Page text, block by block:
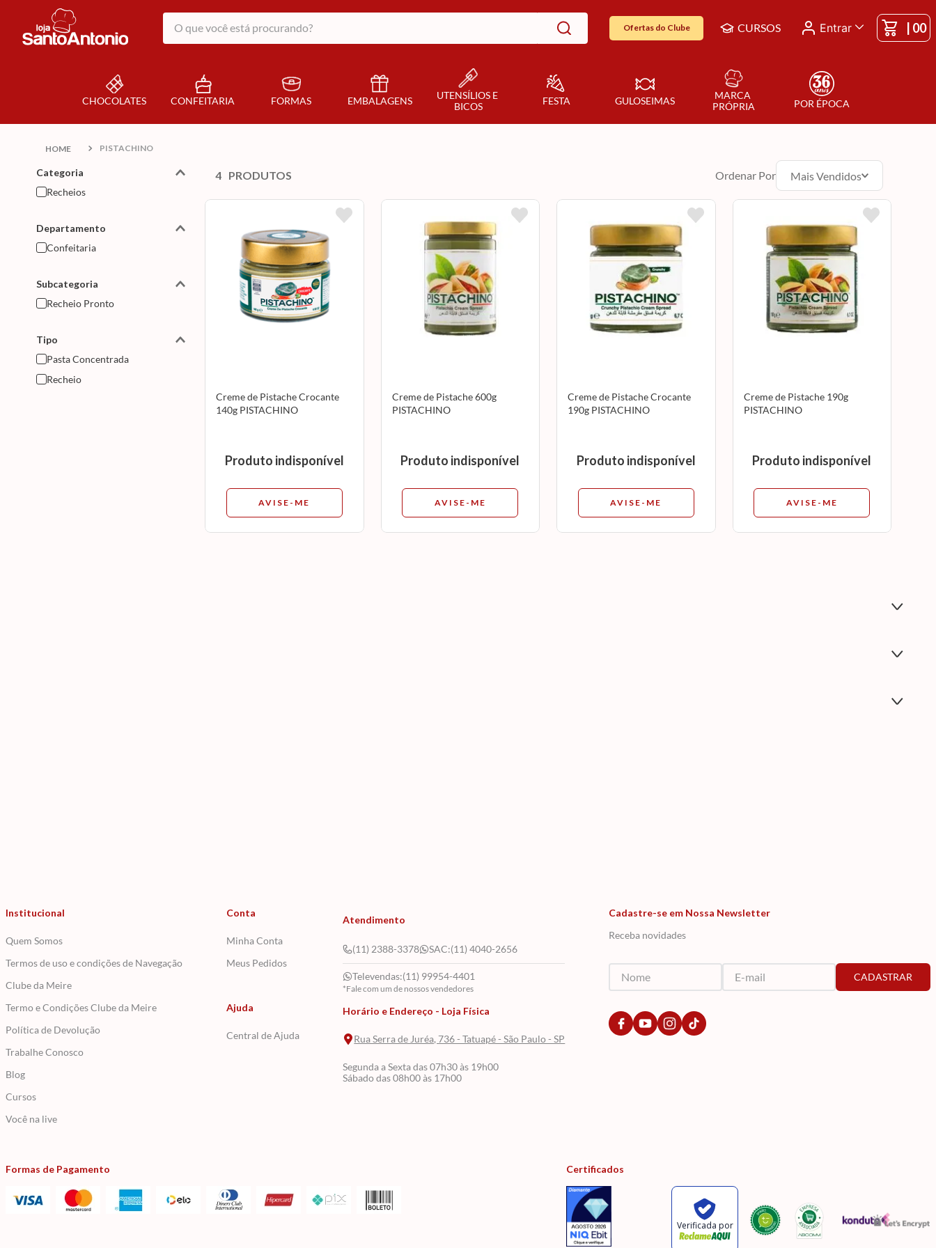
O que você está procurando?
Ofertas do Clube CURSOS Entrar 00
CHOCOLATES CONFEITARIA FORMAS EMBALAGENS
UTENSÍLIOS E
BICOS
FESTA GULOSEIMAS
MARCA
PRÓPRIA
POR ÉPOCA
PISTACHINO
Categoria
Recheios
Departamento
Confeitaria
Subcategoria
Recheio Pronto
Tipo
Pasta Concentrada
Recheio
4 PRODUTOS Ordenar Por Mais Vendidos
Creme de Pistache Crocante
140g PISTACHINO
Produto indisponível
AVISE-ME
Creme de Pistache 600g
PISTACHINO
Produto indisponível
AVISE-ME
Creme de Pistache Crocante
190g PISTACHINO
Produto indisponível
AVISE-ME
Creme de Pistache 190g
PISTACHINO
Produto indisponível
AVISE-ME
Institucional
Quem Somos
Termos de uso e condições de Navegação
Clube da Meire
Termo e Condições Clube da Meire
Política de Devolução
Trabalhe Conosco
Blog
Cursos
Você na live
Conta
Minha Conta
Meus Pedidos
Ajuda
Central de Ajuda
Atendimento
(11) 2388-3378 SAC:(11) 4040-2656
Televendas:(11) 99954-4401
*Fale com um de nossos vendedores
Horário e Endereço - Loja Física
Rua Serra de Juréa, 736 - Tatuapé - São Paulo - SP
Segunda a Sexta das 07h30 às 19h00
Sábado das 08h00 às 17h00
Cadastre-se em Nossa Newsletter
Receba novidades
CADASTRAR
Formas de Pagamento Certificados